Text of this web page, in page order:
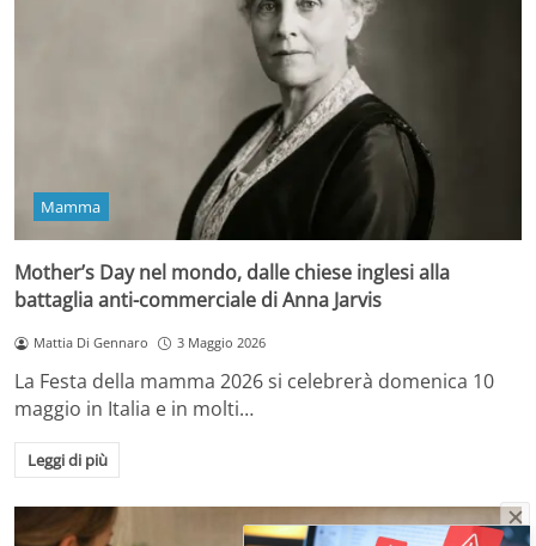
Mamma
Mother’s Day nel mondo, dalle chiese inglesi alla
battaglia anti-commerciale di Anna Jarvis
Mattia Di Gennaro 3 Maggio 2026
La Festa della mamma 2026 si celebrerà domenica 10
maggio in Italia e in molti…
Leggi di più